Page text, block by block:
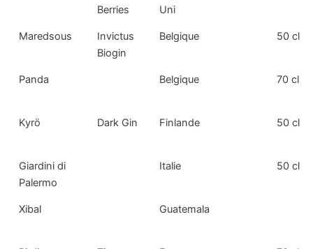
Berries
Uni
Maredsous
Invictus
Biogin
Belgique 50 cl
Panda Belgique 70 cl
Kyrö Dark Gin Finlande 50 cl
Giardini di
Palermo
Italie 50 cl
Xibal Guatemala